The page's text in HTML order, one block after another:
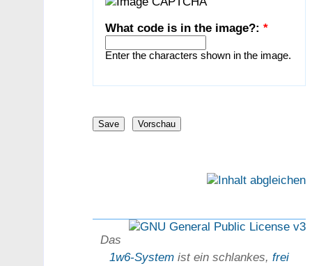
What code is in the image?:*
Enter the characters shown in the image.
Das
1w6-System ist ein schlankes,frei